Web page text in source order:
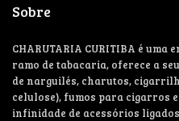
Sobre
CHARUTARIA CURITIBA é
ramo de tabacaria, oferece a
de narguilés, charutos,
celulose), fumos para cigarros
infinidade de acessórios